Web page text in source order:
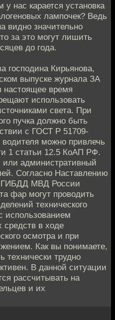
нас карается установка
лампочек? Ведь
видно значительно
за это могут лишить
до года.
господина Кирьянова,
выпуске журнала ЗА
время
использовать
света. При
пучка должно быть
с ГОСТ Р 51709-
можно привлечь
1 статьи 12.5 КоАП РФ.
административный
Согласно Наставлению
ГИБДД МВД России
фар могут проводить
технического
использованием
средств в ходе
осмотра и при
Как вы понимаете,
технически трудно
В данной ситуации
рассчитывать на
и их